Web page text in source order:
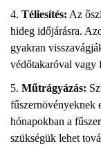
Téliesítés: Az
hideg időjárásra.
gyakran
védőtakaróval vagy
Műtrágyázás:
fűszernövényeknek
hónapokban a
szükségük lehet